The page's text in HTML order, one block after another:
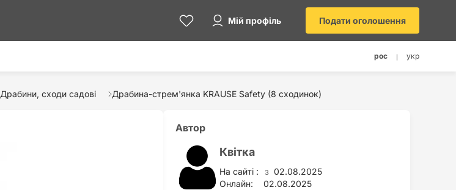
Мій профіль Подати оголошення
рос укр
Драбини, сходи садові Драбина-стрем'янка KRAUSE Safety (8 сходинок)
Автор
Квітка
На сайті : з 02.08.2025
Онлайн:
02.08.2025